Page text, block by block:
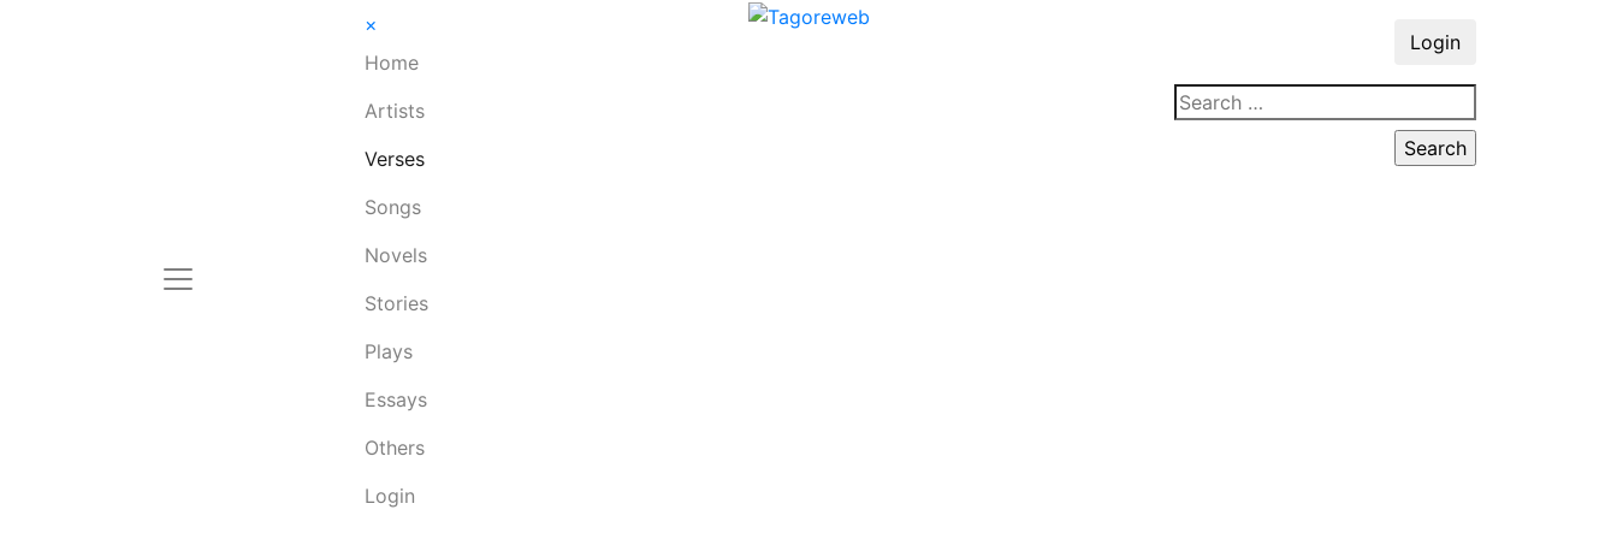
×
Home
Artists
Verses
Songs
Novels
Stories
Plays
Essays
Others
Login
Login